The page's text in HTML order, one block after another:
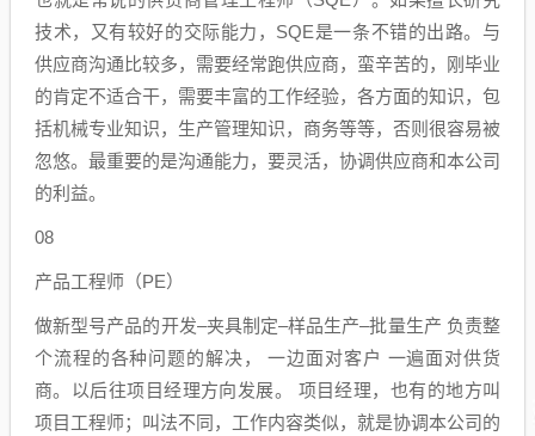
技术，又有较好的交际能力，SQE是一条不错的出路。与
供应商沟通比较多，需要经常跑供应商，蛮辛苦的，刚毕业
的肯定不适合干，需要丰富的工作经验，各方面的知识，包
括机械专业知识，生产管理知识，商务等等，否则很容易被
忽悠。最重要的是沟通能力，要灵活，协调供应商和本公司
的利益。
08
产品工程师（PE）
做新型号产品的开发–夹具制定–样品生产–批量生产 负责整
个流程的各种问题的解决， 一边面对客户 一遍面对供货
商。以后往项目经理方向发展。 项目经理，也有的地方叫
项目工程师；叫法不同，工作内容类似，就是协调本公司的